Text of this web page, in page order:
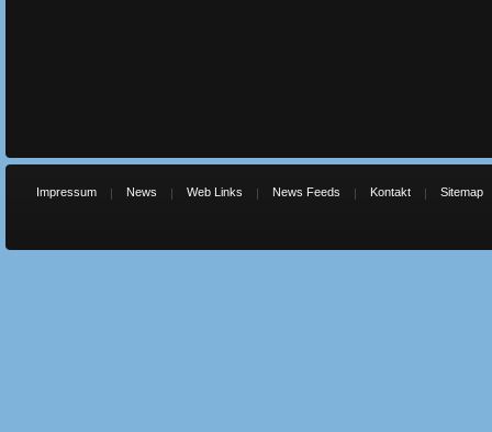
Impressum News Web Links News Feeds Kontakt Sitemap